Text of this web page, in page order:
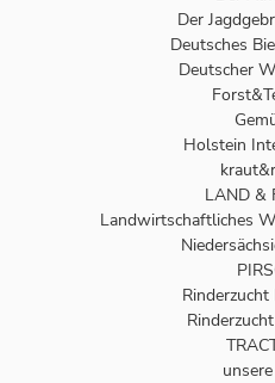
Der
Deutsches
Deutscher
Holstein
LAND &
Landwirtschaftliches
Rinderzucht